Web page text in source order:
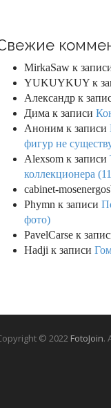
MirkaSaw к
YUKUYKUY к
Александр к
Дима к записи
Аноним к записи
фигур не
Alexsom к записи
коллекционера
cabinet-
Phymn к записи
фото)
PavelCarse к
Hadji к записи
© 2022 FotoJoin.